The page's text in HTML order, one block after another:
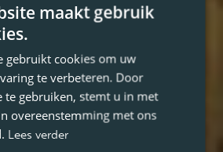
maakt gebruik
gebruikt cookies om uw
te verbeteren. Door
te gebruiken, stemt u in met
overeenstemming met ons
Lees verder